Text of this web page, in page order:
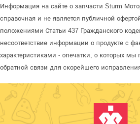
Информация на сайте о запчасти Sturm
справочная и не является публичной
положениями Статьи 437 Гражданского
несоответствие информации о продукте с
характеристиками - опечатки, о которых
обратной связи для скорейшего